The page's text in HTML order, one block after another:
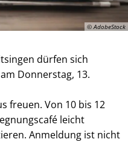
© AdobeStock
dürfen sich
Donnerstag, 13.
freuen. Von 10 bis 12
leicht
Anmeldung ist nicht